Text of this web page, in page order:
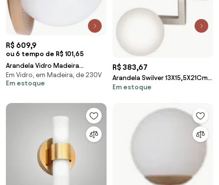
R$ 609,9
ou 6 tempo de R$ 101,65
Arandela Vidro Madeira
Castanho Milky
Em Vidro, em Madeira, de 230V
Em estoque
R$ 383,67
Arandela Swilver 13X15,5X21Cm
Globo Ø08Cm 1Xg9 - Old
Em estoque